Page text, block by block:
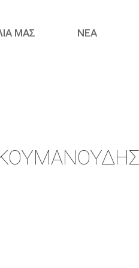
ΜΑΣ ΝΈΑ